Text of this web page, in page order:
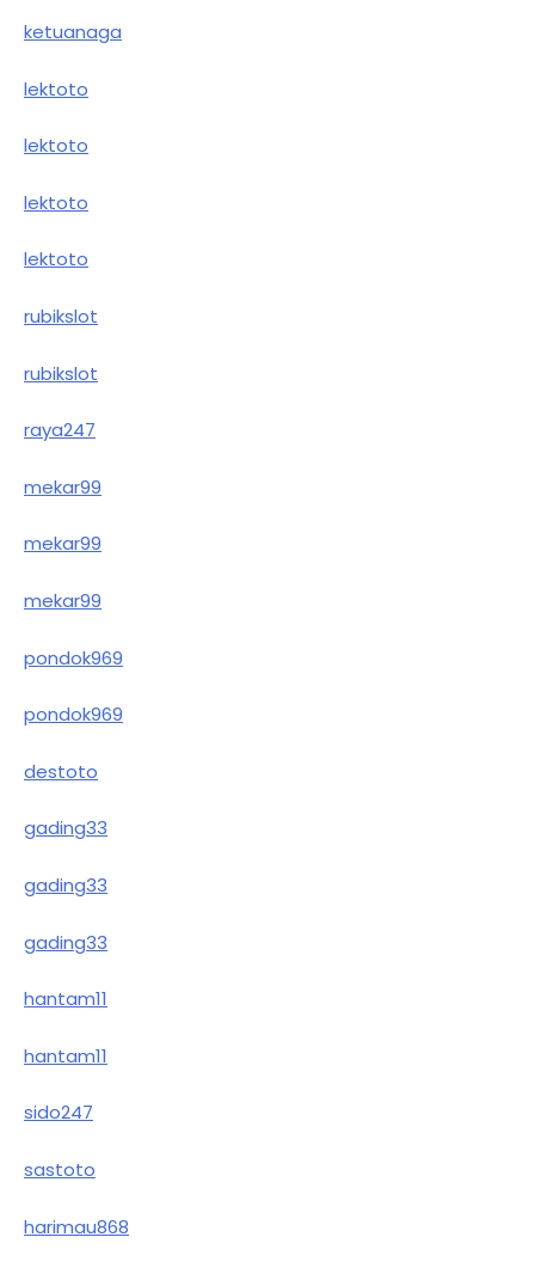
ketuanaga
lektoto
lektoto
lektoto
lektoto
rubikslot
rubikslot
raya247
mekar99
mekar99
mekar99
pondok969
pondok969
destoto
gading33
gading33
gading33
hantam11
hantam11
sido247
sastoto
harimau868